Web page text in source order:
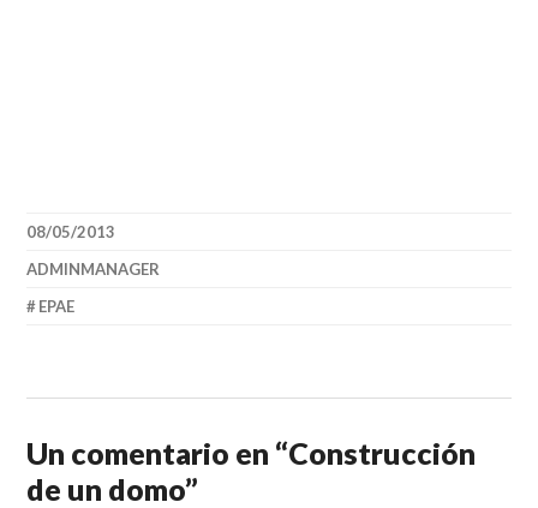
08/05/2013
ADMINMANAGER
EPAE
Un comentario en “Construcción
de un domo”